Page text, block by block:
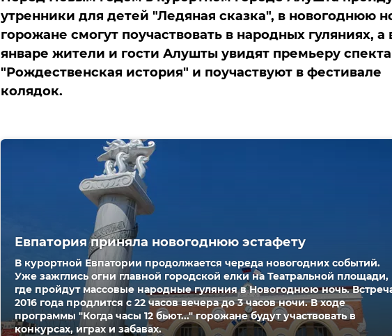
утренники для детей "Ледяная сказка", в новогоднюю
горожане смогут поучаствовать в народных гуляниях, а
январе жители и гости Алушты увидят премьеру
"Рождественская история" и поучаствуют в фестивале
колядок.
Евпатория приняла новогоднюю эстафету
В курортной Евпатории продолжается череда новогодних событий.
Уже зажглись огни главной городской елки на Театральной площади,
где пройдут массовые народные гуляния в Новогоднюю ночь.
2016 года продлится с 22 часов вечера до 3 часов ночи. В ходе
программы "Когда часы 12 бьют..." горожане будут участвовать в
конкурсах, играх и забавах.